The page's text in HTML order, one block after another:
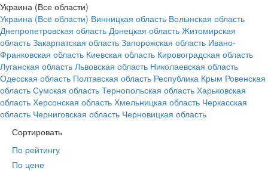
Украина (Все области)
Украина (Все области) Винницкая область Волынская область
Днепропетровская область Донецкая область Житомирская
область Закарпатская область Запорожская область Ивано-
Франковская область Киевская область Кировоградская область
Луганская область Львовская область Николаевская область
Одесская область Полтавская область Республика Крым Ровенская
область Сумская область Тернопольская область Харьковская
область Херсонская область Хмельницкая область Черкасская
область Черниговская область Черновицкая область
Сортировать
По рейтингу
По цене